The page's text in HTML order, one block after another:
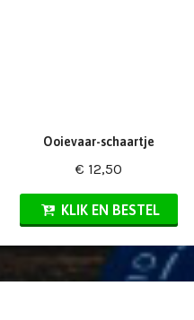
Ooievaar-schaartje
€ 12,50
KLIK EN BESTEL